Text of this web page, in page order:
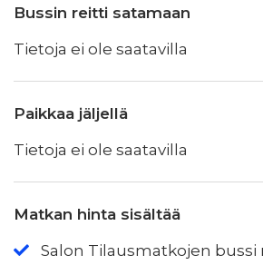
Bussin reitti satamaan
Tietoja ei ole saatavilla
Paikkaa jäljellä
Tietoja ei ole saatavilla
Matkan hinta sisältää
Salon Tilausmatkojen bussi